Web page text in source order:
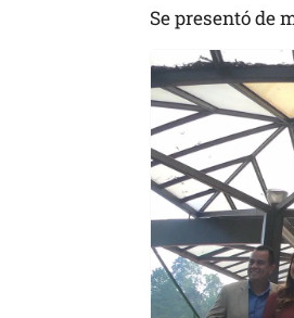
Se presentó de